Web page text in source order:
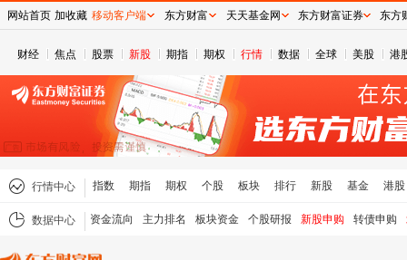
财经 焦点 股票 新股 期指 期权 行情 数据 全球 美股 港
行情中心 指数 期指 期权 个股 板块 排行 新股 基金 港股
数据中心 资金流向 主力排名 板块资金 个股研报 新股申购 转债申购
网站首页 加收藏 移动客户端 东方财富 天天基金网 东方财富证券 东方